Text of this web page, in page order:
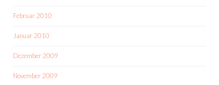
Februar 2010
Januar 2010
Dezember 2009
November 2009